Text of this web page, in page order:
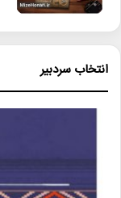
انتخاب سردبیر